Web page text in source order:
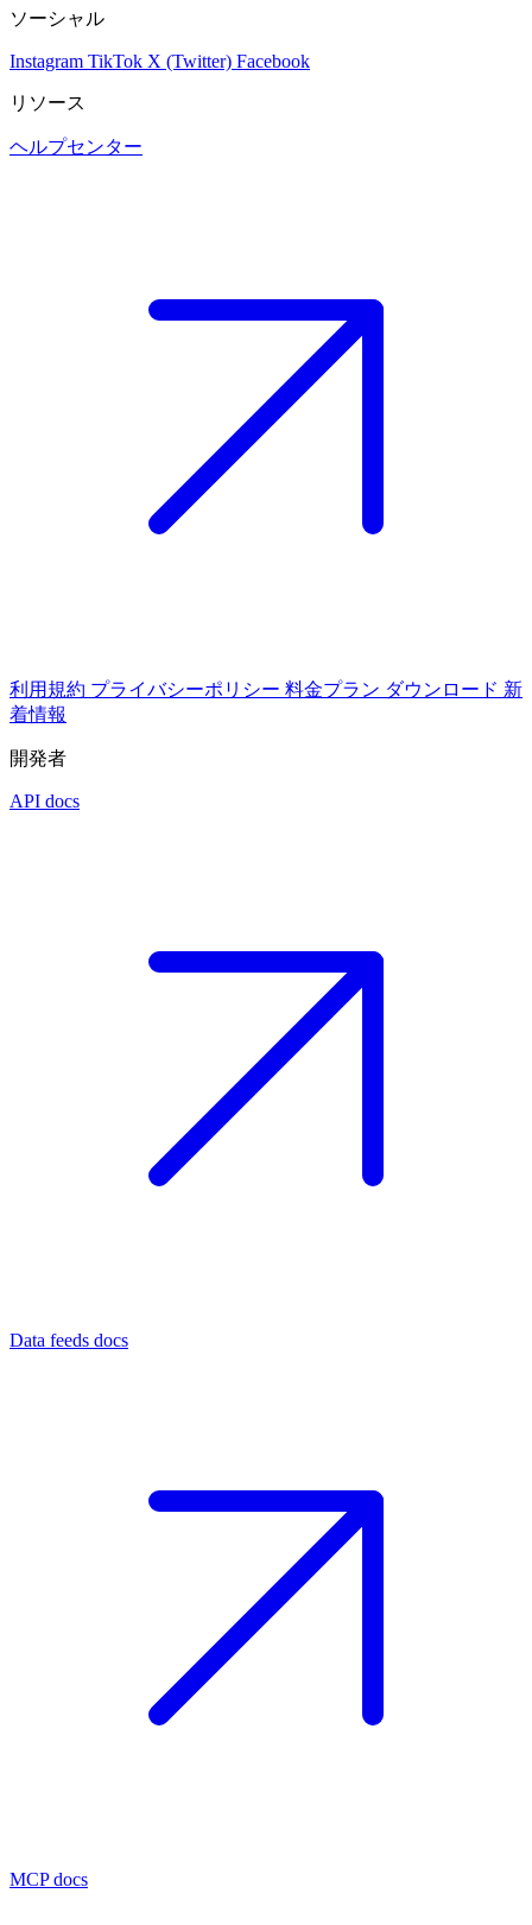
ソーシャル
Instagram TikTok X (Twitter) Facebook
リソース
ヘルプセンター
利用規約 プライバシーポリシー 料金プラン ダウンロード 新
着情報
開発者
API docs
Data feeds docs
MCP docs